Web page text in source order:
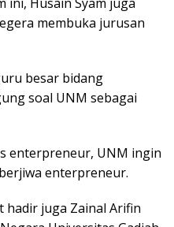
ini, Husain Syam juga
membuka jurusan
besar bidang
soal UNM sebagai
enterpreneur, UNM ingin
enterpreneur.
juga Zainal Arifin